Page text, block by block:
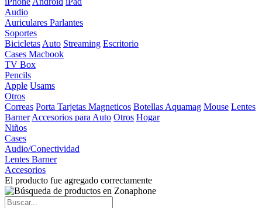
Audio
Auriculares Parlantes
Soportes
Bicicletas Auto Streaming Escritorio
Cases Macbook
TV Box
Pencils
Apple Usams
Otros
Correas Porta Tarjetas Magneticos Botellas Aquamag Mouse Lentes
Barner Accesorios para Auto Otros Hogar
Niños
Cases
Audio/Conectividad
Lentes Barner
Accesorios
El producto fue agregado correctamente